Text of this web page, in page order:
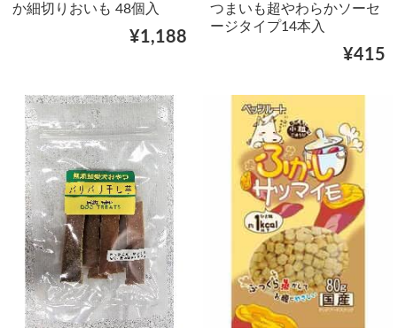
か細切りおいも 48個入
¥1,188
つまいも超やわらかソーセ
ージタイプ14本入
¥415